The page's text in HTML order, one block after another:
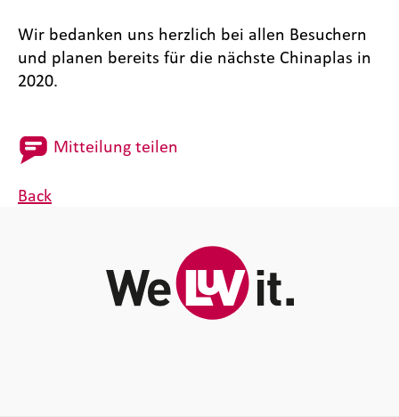
Wir bedanken uns herzlich bei allen Besuchern
und planen bereits für die nächste Chinaplas in
2020.
Mitteilung teilen
Back